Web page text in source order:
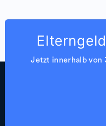
Jetzt innerhalb von